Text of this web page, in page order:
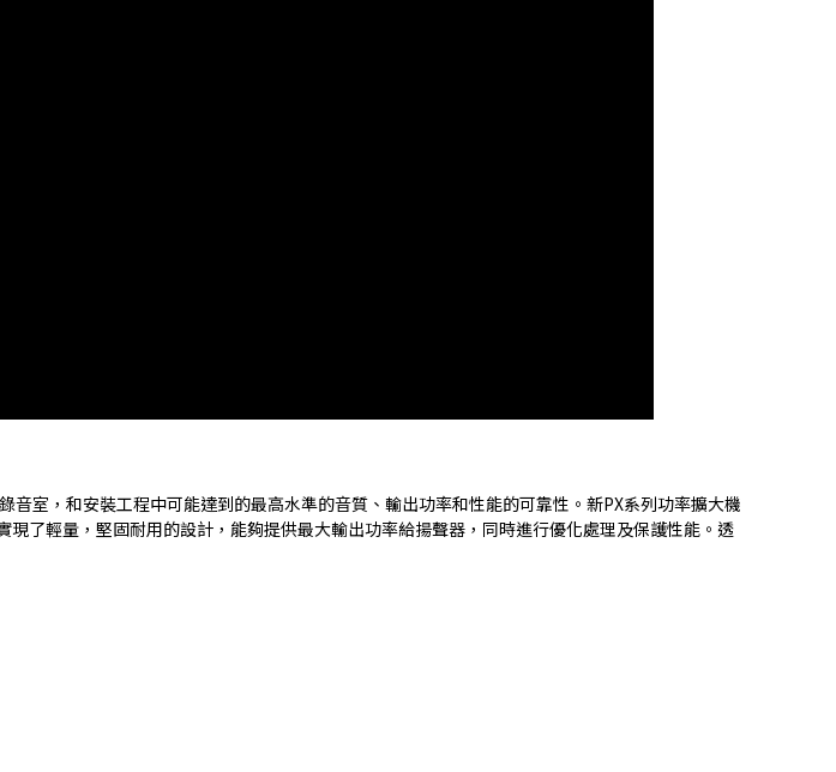
室，和安裝工程中可能達到的最高水準的音質、輸出功率和性能的可靠性。新PX系列功率擴大機
了輕量，堅固耐用的設計，能夠提供最大輸出功率給揚聲器，同時進行優化處理及保護性能。透